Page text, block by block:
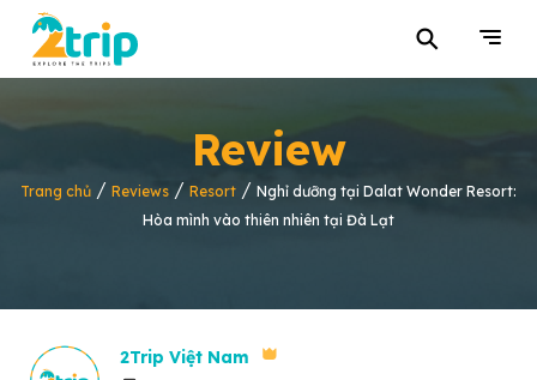
⚲
Review
Trang chủ / Reviews / Resort / Nghỉ dưỡng tại Dalat Wonder Resort:
Hòa mình vào thiên nhiên tại Đà Lạt
2Trip Việt Nam